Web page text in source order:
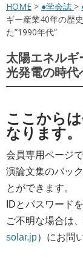
HOME > ●学会誌 >
ギー産業40年の歴
た”1990年代”
太陽エネル
光発電の時代
ここから
なります。
会員専用ページ
演論文集のバッ
とができます。
IDとパスワード
ご不明な場合は
solar.jp）にお問